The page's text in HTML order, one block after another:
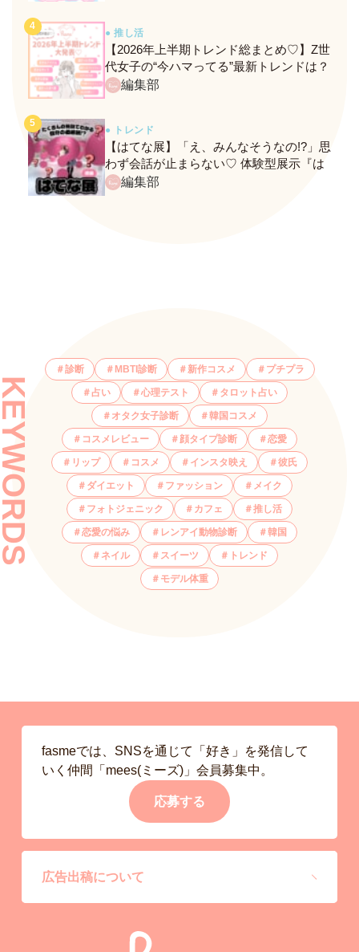
● 推し活
【2026年上半期トレンド総まとめ♡】Z世
代女子の“今ハマってる”最新トレンドは？
ネクストバズ予報もチェック♪
編集部
● トレンド
【はてな展】「え、みんなそうなの!?」思
わず会話が止まらない♡ 体験型展示『は
てな展』に行ってきたレポ
編集部
診断 MBTI診断 新作コスメ プチプラ
占い 心理テスト タロット占い
オタク女子診断 韓国コスメ
コスメレビュー 顔タイプ診断 恋愛
リップ コスメ インスタ映え 彼氏
ダイエット ファッション メイク
フォトジェニック カフェ 推し活
恋愛の悩み レンアイ動物診断 韓国
ネイル スイーツ トレンド
モデル体重
fasmeでは、SNSを通じて「好き」を発信して
いく仲間「mees(ミーズ)」会員募集中。
応募する
広告出稿について